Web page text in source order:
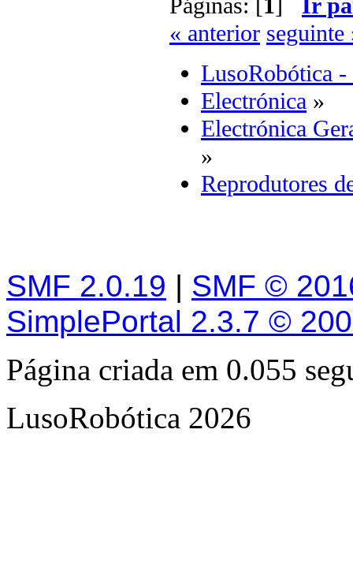
Páginas: [1] Ir
« anterior seguinte
LusoRobótica -
Electrónica »
Electrónica
»
Reprodutores
SMF 2.0.19 | SMF ©
SimplePortal 2.3.7 ©
Página criada em 0.055
LusoRobótica 2026